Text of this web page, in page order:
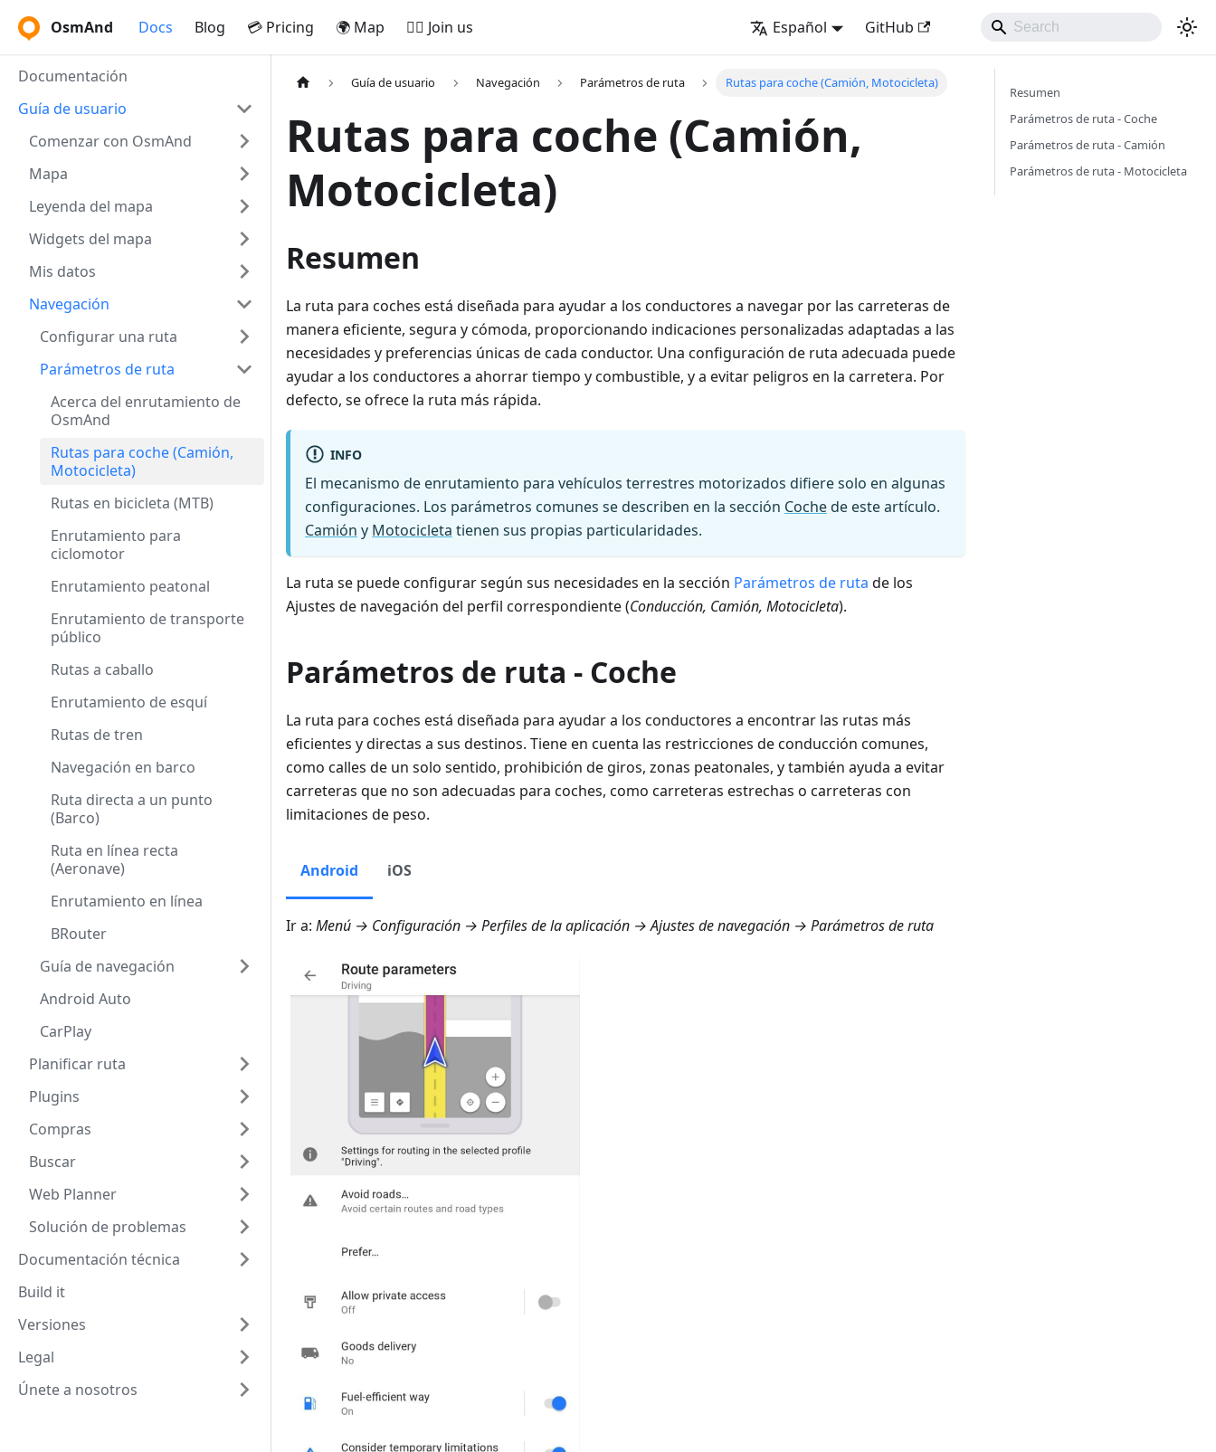
OsmAnd Docs Blog 💳 Pricing 🌍 Map 🚵‍♂️ Join us Español GitHub
Documentación
Guía de usuario
Comenzar con OsmAnd
Mapa
Leyenda del mapa
Widgets del mapa
Mis datos
Navegación
Configurar una ruta
Parámetros de ruta
Acerca del enrutamiento de
OsmAnd
Rutas para coche (Camión,
Motocicleta)
Rutas en bicicleta (MTB)
Enrutamiento para
ciclomotor
Enrutamiento peatonal
Enrutamiento de transporte
público
Rutas a caballo
Enrutamiento de esquí
Rutas de tren
Navegación en barco
Ruta directa a un punto
(Barco)
Ruta en línea recta
(Aeronave)
Enrutamiento en línea
BRouter
Guía de navegación
Android Auto
CarPlay
Planificar ruta
Plugins
Compras
Buscar
Web Planner
Solución de problemas
Documentación técnica
Build it
Versiones
Legal
Únete a nosotros
Guía de usuario Navegación Parámetros de ruta Rutas para coche (Camión, Motocicleta)
Rutas para coche (Camión,
Motocicleta)
Resumen
La ruta para coches está diseñada para ayudar a los conductores a navegar por las carreteras de
manera eficiente, segura y cómoda, proporcionando indicaciones personalizadas adaptadas a las
necesidades y preferencias únicas de cada conductor. Una configuración de ruta adecuada puede
ayudar a los conductores a ahorrar tiempo y combustible, y a evitar peligros en la carretera. Por
defecto, se ofrece la ruta más rápida.
INFO
El mecanismo de enrutamiento para vehículos terrestres motorizados difiere solo en algunas
configuraciones. Los parámetros comunes se describen en la sección Cochede este artículo.
Camión y Motocicleta tienen sus propias particularidades.
La ruta se puede configurar según sus necesidades en la sección Parámetros de ruta de los
Ajustes de navegación del perfil correspondiente (Conducción, Camión, Motocicleta).
Parámetros de ruta - Coche
La ruta para coches está diseñada para ayudar a los conductores a encontrar las rutas más
eficientes y directas a sus destinos. Tiene en cuenta las restricciones de conducción comunes,
como calles de un solo sentido, prohibición de giros, zonas peatonales, y también ayuda a evitar
carreteras que no son adecuadas para coches, como carreteras estrechas o carreteras con
limitaciones de peso.
Android iOS
Ir a: Menú → Configuración → Perfiles de la aplicación → Ajustes de navegación → Parámetros de ruta
Resumen
Parámetros de ruta - Coche
Parámetros de ruta - Camión
Parámetros de ruta - Motocicleta